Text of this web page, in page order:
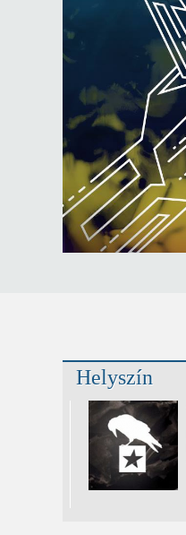
Helyszín